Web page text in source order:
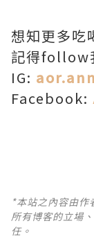
想知更多吃
記得follow
IG:
Facebook:
*本站之內容由作
所有博客的立場
任。